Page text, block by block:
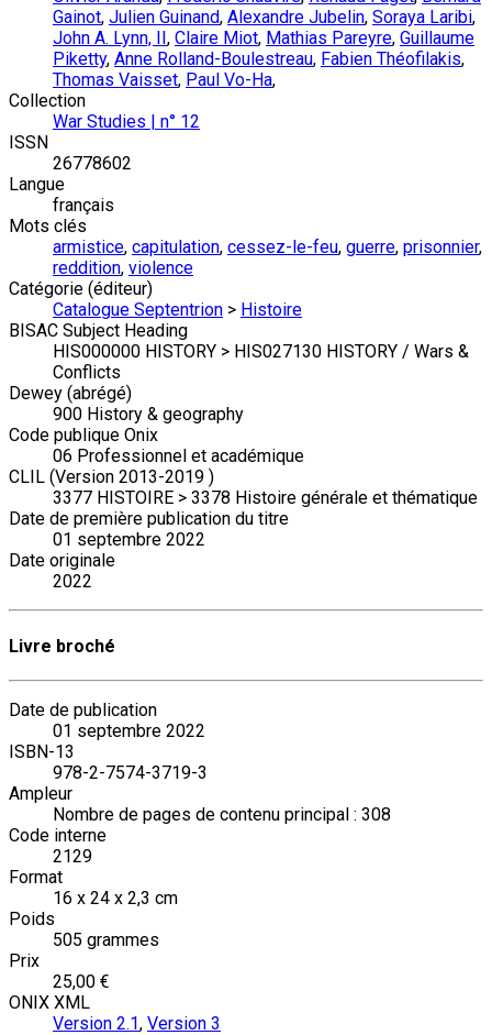
Gainot, Julien Guinand, Alexandre Jubelin, Soraya Laribi,
John A. Lynn, II , Claire Miot, Mathias Pareyre, Guillaume
Piketty, Anne Rolland-Boulestreau, Fabien Théofilakis,
Thomas Vaisset, Paul Vo-Ha,
Collection
War Studies | n° 12
ISSN
26778602
Langue
français
Mots clés
armistice, capitulation, cessez-le-feu, guerre, prisonnier,
reddition, violence
Catégorie (éditeur)
Catalogue Septentrion > Histoire
BISAC Subject Heading
HIS000000 HISTORY > HIS027130 HISTORY / Wars &
Conflicts
Dewey (abrégé)
900 History & geography
Code publique Onix
06 Professionnel et académique
CLIL (Version 2013-2019 )
3377 HISTOIRE > 3378 Histoire générale et thématique
Date de première publication du titre
01 septembre 2022
Date originale
2022
Livre broché
Date de publication
01 septembre 2022
ISBN-13
978-2-7574-3719-3
Ampleur
Nombre de pages de contenu principal : 308
Code interne
2129
Format
16 x 24 x 2,3 cm
Poids
505 grammes
Prix
25,00 €
ONIX XML
Version 2.1, Version 3